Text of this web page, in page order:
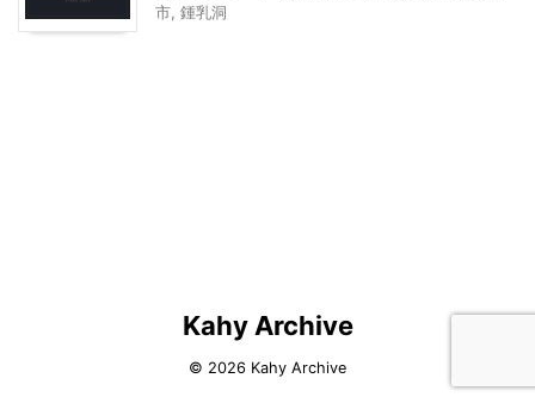
市 鍾乳洞
Kahy Archive
© 2026 Kahy Archive